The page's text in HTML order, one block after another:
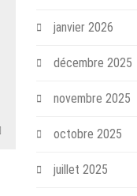
janvier 2026
décembre 2025
novembre 2025
octobre 2025
juillet 2025